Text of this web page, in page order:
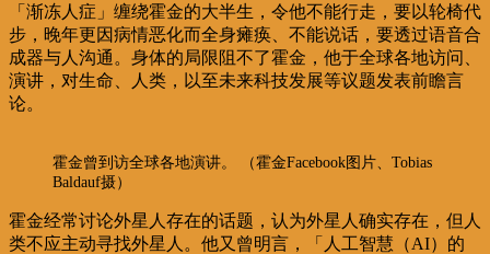
「渐冻人症」缠绕霍金的大半生，令他不能行走，要以轮椅代
步，晚年更因病情恶化而全身瘫痪、不能说话，要透过语音合
成器与人沟通。身体的局限阻不了霍金，他于全球各地访问、
演讲，对生命、人类，以至未来科技发展等议题发表前瞻言
论。
霍金曾到访全球各地演讲。 （霍金Facebook图片、Tobias
Baldauf摄）
霍金经常讨论外星人存在的话题，认为外星人确实存在，但人
类不应主动寻找外星人。他又曾明言，「人工智慧（AI）的